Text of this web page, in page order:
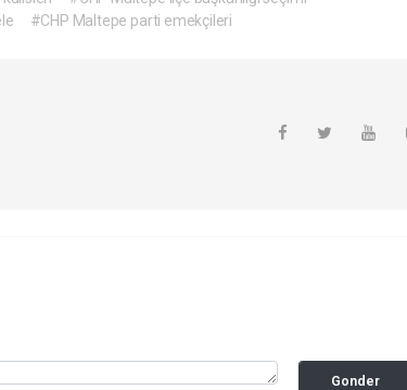
#CHP Maltepe parti emekçileri
Gonder